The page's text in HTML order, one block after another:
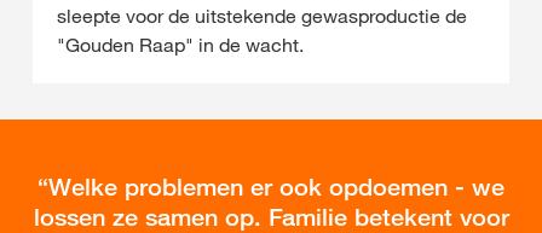
sleepte voor de uitstekende gewasproductie de
"Gouden Raap" in de wacht.
Welke problemen er ook opdoemen - we
lossen ze samen op. Familie betekent voor